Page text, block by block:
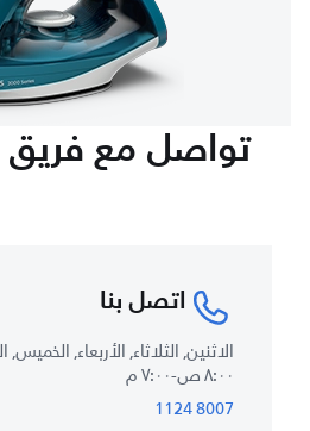
تواصل مع فريق
اتصل بنا
الاثنين, الثلاثاء, الأربعاء, الخميس,
٨:٠٠ ص-٧:٠٠ م
8007 1124